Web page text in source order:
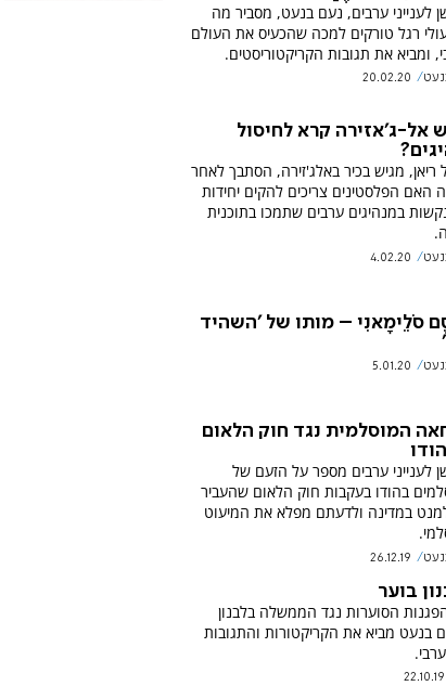
לענייני ערבים, נעם בנעט, מסביר מה
רגל טורקים למכה שהכעיס את העולם
ומביא את תגובות הקריקטוריסטים.
20.02.20
אל-ג'אזירה קרא לחיסול
ריאן, מגיש בכיר באלג'זירה, הסתבך לאחר
האם הפלסטינים צריכים להקים יחידות
במנהיגים ערבים שתמכו בתוכנית
4.02.20
סֹלֵימָאנִי – מותו של 'השהיד
5.01.20
המוסלמית נגד חוק הלאום
לענייני ערבים מספר על הזעם של
בהודו בעקבות חוק הלאום שהעביר
במדינה ולדעתם מפלא את המיעוט
26.12.19
בוער
הסוערות נגד הממשלה בלבנון
בנעט מביא את הקריקטורות והתגובות
22.10.19